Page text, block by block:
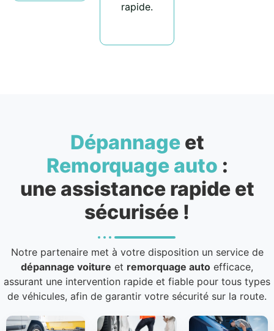
rapide.
Dépannageet
Remorquage auto :
une assistance rapide et
sécurisée !
Notre partenaire met à votre disposition un service de
dépannage voiture et remorquage auto efficace,
assurant une intervention rapide et fiable pour tous types
de véhicules, afin de garantir votre sécurité sur la route.